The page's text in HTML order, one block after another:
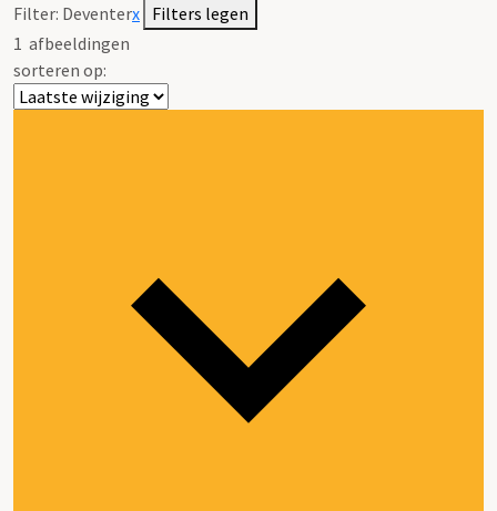
Filter: Deventerx Filters legen
1 afbeeldingen
sorteren op: